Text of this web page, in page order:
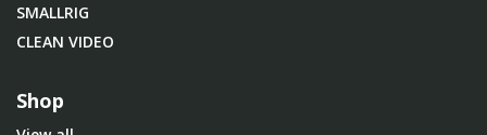
SMALLRIG
CLEAN VIDEO
Shop